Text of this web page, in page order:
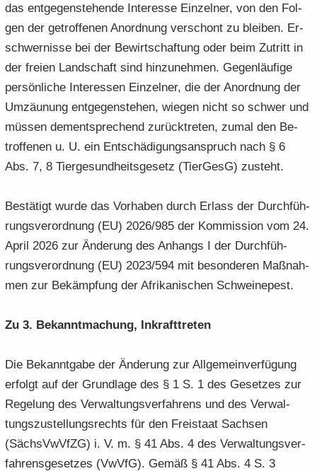
das ent­ge­gen­ste­hen­de In­ter­es­se Ein­zel­ner, von den Fol­
gen der ge­trof­fe­nen An­ord­nung ver­schont zu blei­ben. Er­
schwer­nis­se bei der Be­wirt­schaf­tung oder beim Zu­tritt in
der frei­en Land­schaft sind hin­zu­neh­men. Ge­gen­läu­fi­ge
per­sön­li­che In­ter­es­sen Ein­zel­ner, die der An­ord­nung der
Um­zäu­nung ent­ge­gen­ste­hen, wie­gen nicht so schwer und
müs­sen dem­entspre­chend zu­rück­tre­ten, zumal den Be­
trof­fe­nen u. U. ein Ent­schä­di­gungs­an­spruch nach § 6
Abs. 7, 8 Tier­ge­sund­heits­ge­setz (Tier­GesG) zu­steht.
Be­stä­tigt wurde das Vor­ha­ben durch Er­lass der Durch­füh­
rungs­ver­ord­nung (EU) 2026/985 der Kom­mis­si­on vom 24.
April 2026 zur Än­de­rung des An­hangs I der Durch­füh­
rungs­ver­ord­nung (EU) 2023/594 mit be­son­de­ren Maß­nah­
men zur Be­kämp­fung der Afri­ka­ni­schen Schwei­ne­pest.
Zu 3. Be­kannt­ma­chung, In­kraft­tre­ten
Die Be­kannt­ga­be der Än­de­rung zur All­ge­mein­ver­fü­gung
er­folgt auf der Grund­la­ge des § 1 S. 1 des Ge­set­zes zur
Re­ge­lung des Ver­wal­tungs­ver­fah­rens und des Ver­wal­
tungs­zu­stel­lungs­rechts für den Frei­staat Sach­sen
(Sächs­VwVfZG) i. V. m. § 41 Abs. 4 des Ver­wal­tungs­ver­
fah­rens­ge­set­zes (VwVfG). Gemäß § 41 Abs. 4 S. 3